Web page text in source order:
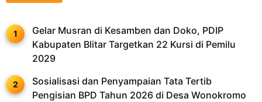
Gelar Musran di Kesamben dan Doko, PDIP
Kabupaten Blitar Targetkan 22 Kursi di Pemilu
2029
Sosialisasi dan Penyampaian Tata Tertib
Pengisian BPD Tahun 2026 di Desa Wonokromo